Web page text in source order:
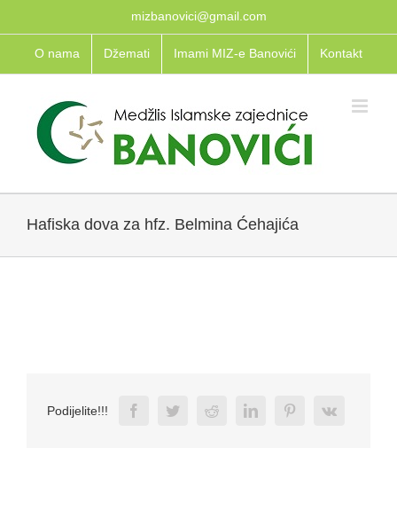
to
content
mizbanovici@gmail.com
O nama Džemati Imami MIZ-e Banovići Kontakt
Hafiska dova za hfz. Belmina Ćehajića
Podijelite!!! FacebookTwitterRedditLinkedInPinterestVk